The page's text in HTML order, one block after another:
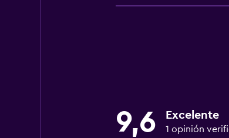
9,6 Excelente
1 opinión